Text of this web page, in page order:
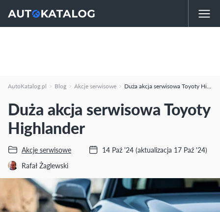
AutoKatalog.pl Blog Akcje serwisowe Duża akcja serwisowa Toyoty Highlander
Duża akcja serwisowa Toyoty
Highlander
Akcje serwisowe
Rafał Żaglewski
14 Paź '24 (aktualizacja 17 Paź '24)